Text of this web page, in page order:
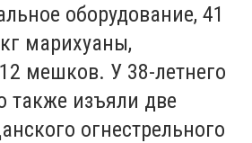
оборудование, 41
марихуаны,
мешков. У 38-летнего
также изъяли две
огнестрельного